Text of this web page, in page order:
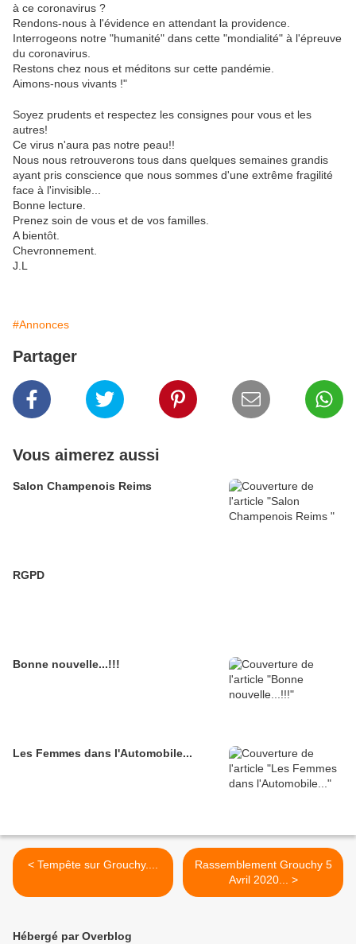
à ce coronavirus ?
Rendons-nous à l'évidence en attendant la providence.
Interrogeons notre "humanité" dans cette "mondialité" à l'épreuve
du coronavirus.
Restons chez nous et méditons sur cette pandémie.
Aimons-nous vivants !"
Soyez prudents et respectez les consignes pour vous et les
autres!
Ce virus n'aura pas notre peau!!
Nous nous retrouverons tous dans quelques semaines grandis
ayant pris conscience que nous sommes d'une extrême fragilité
face à l'invisible...
Bonne lecture.
Prenez soin de vous et de vos familles.
A bientôt.
Chevronnement.
J.L
#Annonces
Partager
Vous aimerez aussi
Salon Champenois Reims
RGPD
Bonne nouvelle...!!!
Les Femmes dans l'Automobile...
< Tempête sur Grouchy....
Rassemblement Grouchy 5
Avril 2020... >
Hébergé par Overblog